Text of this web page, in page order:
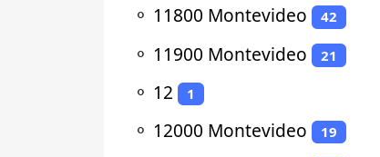
⚬ 11800 Montevideo 42
⚬ 11900 Montevideo 21
⚬ 12 1
⚬ 12000 Montevideo 19